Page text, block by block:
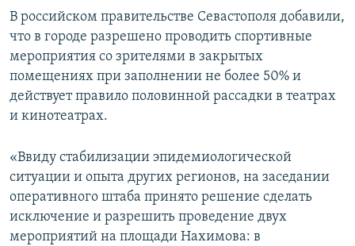
В российском правительстве Севастополя добавили,
что в городе разрешено проводить спортивные
мероприятия со зрителями в закрытых
помещениях при заполнении не более 50% и
действует правило половинной рассадки в театрах
и кинотеатрах.
«Ввиду стабилизации эпидемиологической
ситуации и опыта других регионов, на заседании
оперативного штаба принято решение сделать
исключение и разрешить проведение двух
мероприятий на площади Нахимова: в